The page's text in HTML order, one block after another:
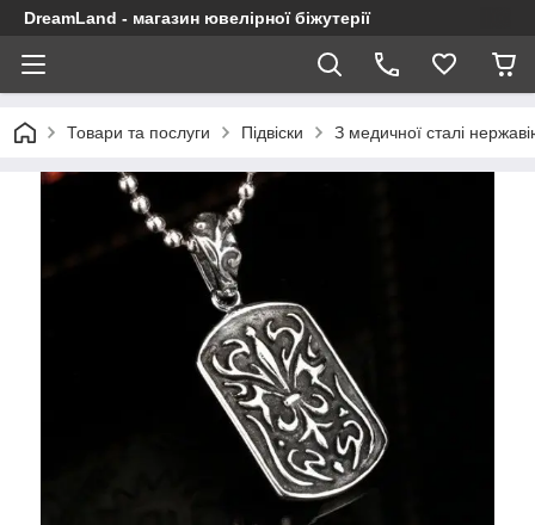
DreamLand - магазин ювелірної біжутерії
Товари та послуги Підвіски З медичної сталі